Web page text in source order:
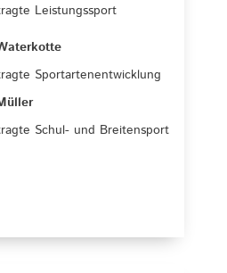
Leistungssport
Sportartenentwicklung
Schul- und Breitensport